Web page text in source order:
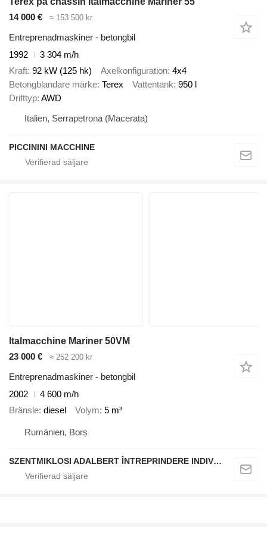
14 000 €
≈ 153 500 kr
Entreprenadmaskiner - betongbil
1992
3 304 m/h
Kraft 92 kW (125 hk) Axelkonfiguration 4x4
Betongblandare märke Terex Vattentank 950 l
Drifttyp AWD
Italien, Serrapetrona (Macerata)
PICCININI MACCHINE
Italmacchine Mariner 50VM
23 000 €
≈ 252 200 kr
Entreprenadmaskiner - betongbil
2002
4 600 m/h
Bränsle diesel Volym 5 m³
Rumänien, Borș
SZENTMIKLOSI ADALBERT ÎNTREPRINDERE INDIVIDUALĂ